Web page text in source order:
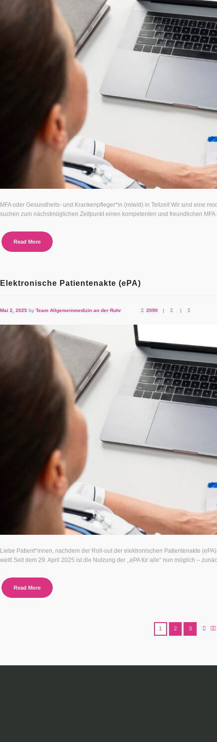
MFA oder Gesundheits- und Krankenpfleger*in (m/w/d) in Teilzeit Wir sind eine
suchen zum nächstmöglichen Zeitpunkt einen kompetenten und freundlichen
Read More
Elektronische Patientenakte (ePA)
Mai 2, 2025 by Team Allgemeinmedizin an der Ruhr 2090
Liebe Patient*innen, nachdem der Roll-out der elektronischen Patientenakte
weit! Seit dem 29. April 2025 ist die Nutzung der ,,ePA für alle“ nun möglich –
Read More
1 2 3